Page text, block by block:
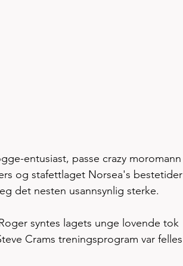
entusiast, passe crazy moromann
og stafettlaget Norsea's bestetider
det nesten usannsynlig sterke.
syntes lagets unge lovende tok
Crams treningsprogram var felles